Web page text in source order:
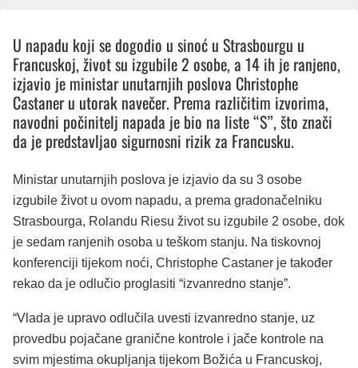
U napadu koji se dogodio u sinoć u Strasbourgu u
Francuskoj, život su izgubile 2 osobe, a 14 ih je ranjeno,
izjavio je ministar unutarnjih poslova Christophe
Castaner u utorak navečer. Prema različitim izvorima,
navodni počinitelj napada je bio na liste “S”, što znači
da je predstavljao sigurnosni rizik za Francusku.
Ministar unutarnjih poslova je izjavio da su 3 osobe
izgubile život u ovom napadu, a prema gradonačelniku
Strasbourga, Rolandu Riesu život su izgubile 2 osobe, dok
je sedam ranjenih osoba u teškom stanju. Na tiskovnoj
konferenciji tijekom noći, Christophe Castaner je također
rekao da je odlučio proglasiti “izvanredno stanje”.
“Vlada je upravo odlučila uvesti izvanredno stanje, uz
provedbu pojačane granične kontrole i jače kontrole na
svim mjestima okupljanja tijekom Božića u Francuskoj,